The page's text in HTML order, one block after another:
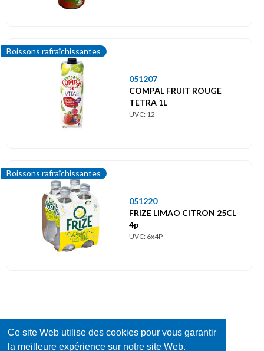
Ce site Web utilise des cookies pour vous garantir
la meilleure expérience sur notre site Web.
Boissons rafraîchissantes
051207
COMPAL FRUIT ROUGE
TETRA 1L
UVC: 12
Boissons rafraîchissantes
051220
FRIZE LIMAO CITRON 25CL
4p
UVC: 6x4P